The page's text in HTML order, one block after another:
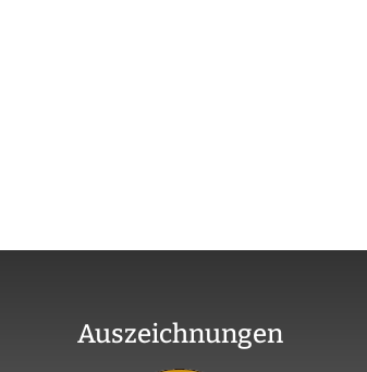
Auszeichnungen